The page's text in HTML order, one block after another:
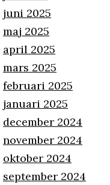
juni 2025
maj 2025
april 2025
mars 2025
februari 2025
januari 2025
december 2024
november 2024
oktober 2024
september 2024